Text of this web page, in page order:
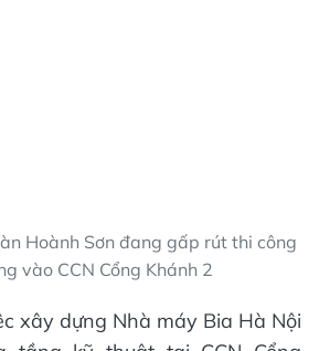
Hoành Sơn đang gấp rút thi công
vào CCN Cổng Khánh 2
xây dựng Nhà máy Bia Hà Nội